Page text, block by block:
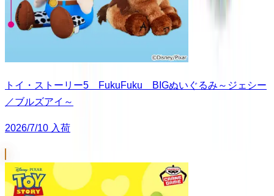
トイ・ストーリー5 FukuFuku BIGぬいぐるみ～ジェシー
／ブルズアイ～
2026/7/10 入荷